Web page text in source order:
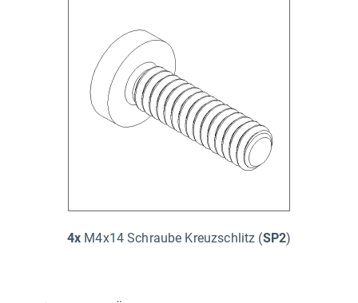
4x M4x14 Schraube Kreuzschlitz (SP2)